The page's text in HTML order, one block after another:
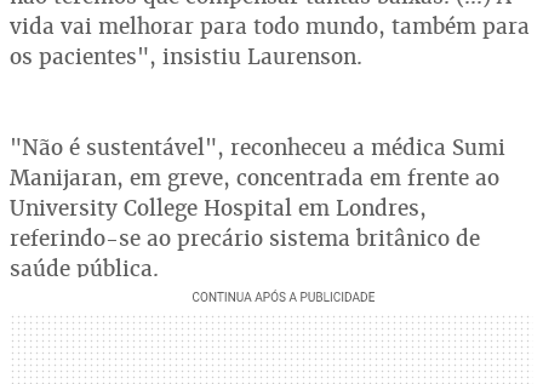
vida vai melhorar para todo mundo, também para
os pacientes", insistiu Laurenson.
"Não é sustentável", reconheceu a médica Sumi
Manijaran, em greve, concentrada em frente ao
University College Hospital em Londres,
referindo-se ao precário sistema britânico de
saúde pública.